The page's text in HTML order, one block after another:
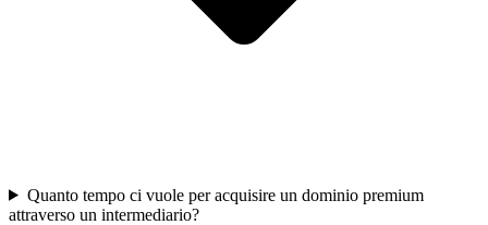
Quanto tempo ci vuole per acquisire un dominio premium
attraverso un intermediario?